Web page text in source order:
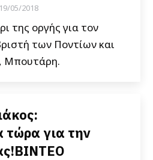
19/05/2018
της οργής για τον
των Ποντίων και
Μπουτάρη.
για την